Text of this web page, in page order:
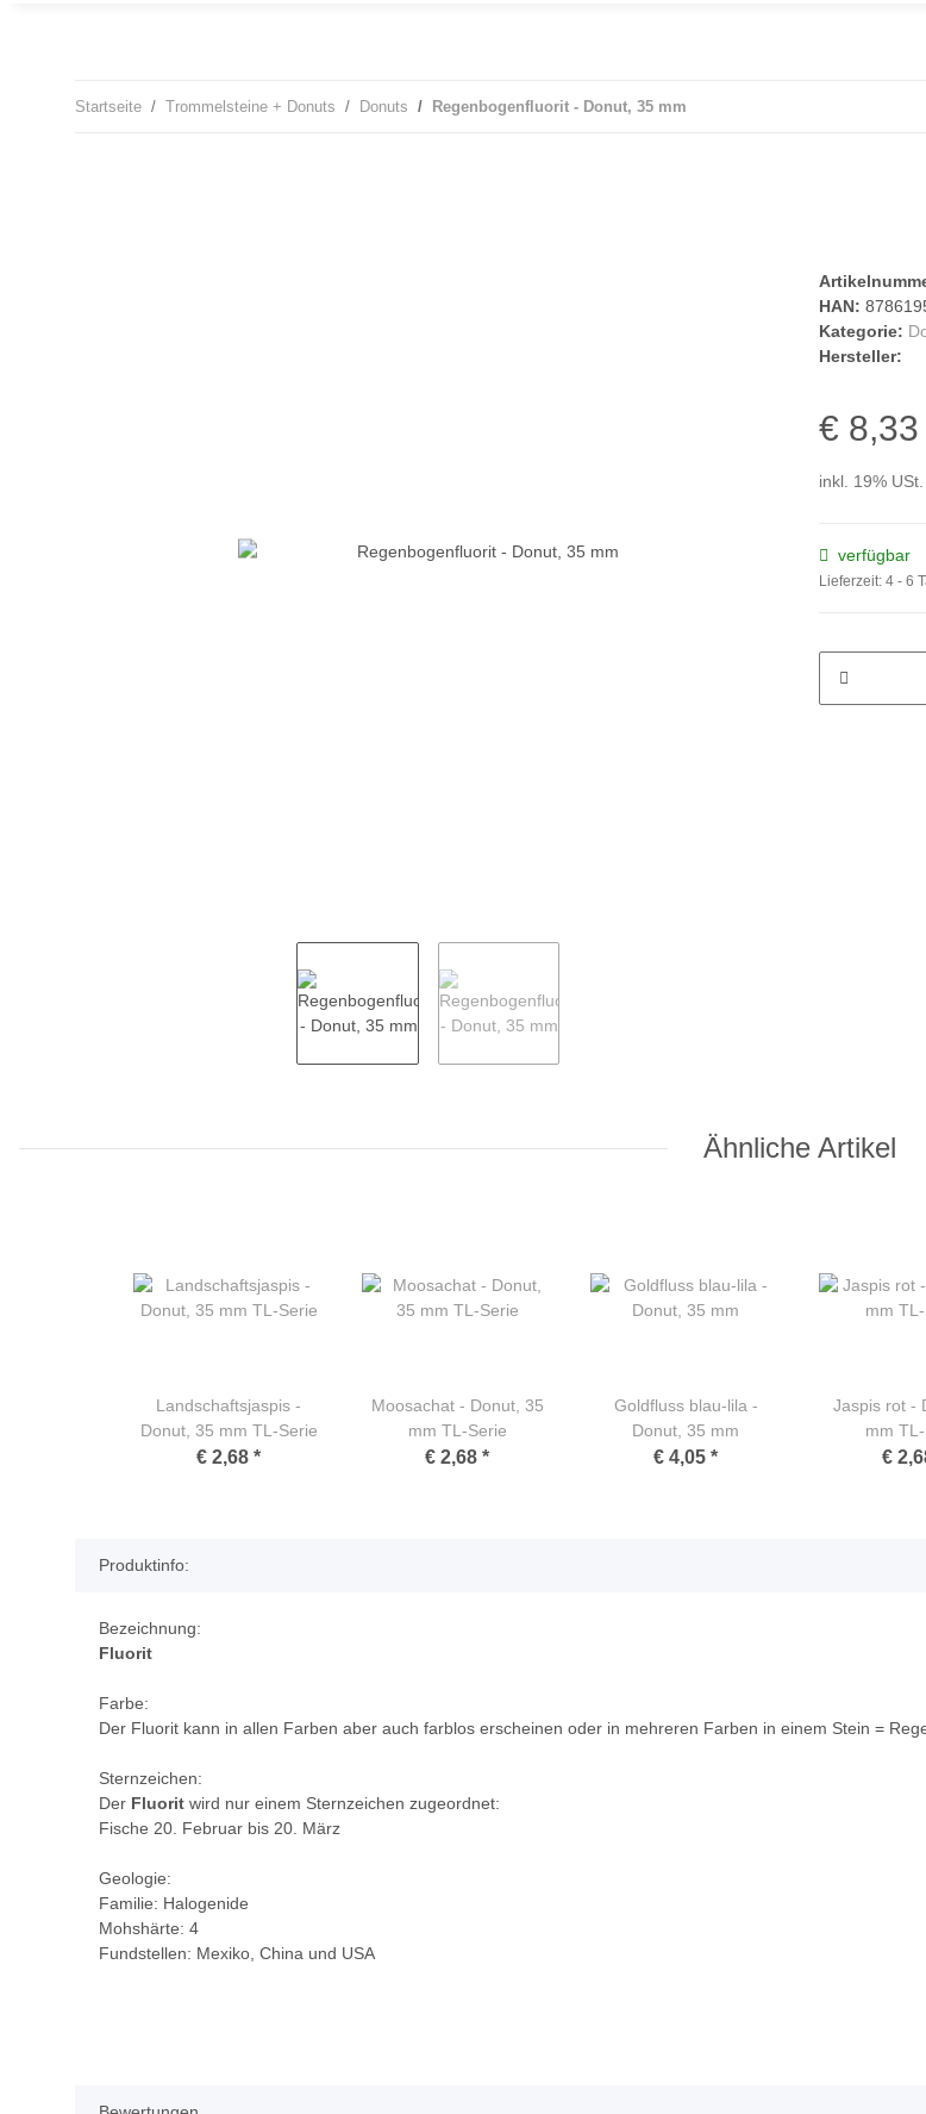
Startseite Trommelsteine + Donuts Donuts Regenbogenfluorit - Donut, 35 mm
HAN:
Kategorie:
Hersteller:
€ 8,33
inkl. 19%
verfügbar
Lieferzeit: 4 - 6
Produktinfo:
Bezeichnung:
Fluorit
Farbe:
Der Fluorit kann in allen Farben aber auch farblos erscheinen oder in mehreren Farben in einem Stein =
Sternzeichen:
Der Fluorit wird nur einem Sternzeichen zugeordnet:
Fische 20. Februar bis 20. März
Geologie:
Familie: Halogenide
Mohshärte: 4
Fundstellen: Mexiko, China und USA
Ähnliche Artikel
Landschaftsjaspis -
Donut, 35 mm TL-Serie
€ 2,68 *
Moosachat - Donut, 35
mm TL-Serie
€ 2,68 *
Goldfluss blau-lila -
Donut, 35 mm
€ 4,05 *
Jaspis rot -
mm
€